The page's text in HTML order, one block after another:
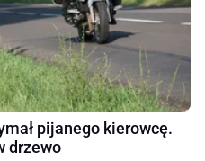
pijanego kierowcę.
drzewo